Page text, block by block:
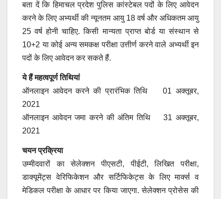
बता दें कि हिमाचल प्रदेश पुलिस कांस्टेबल पदों के लिए आवेदन
करने के लिए अभ्यर्थी की न्यूनतम आयु 18 वर्ष और अधिकतम आयु
25 वर्ष होनी चाहिए. किसी मान्यता प्राप्त बोर्ड या संस्थान से
10+2 या कोई अन्य समकक्ष परीक्षा उत्तीर्ण करने वाले अभ्यर्थी इन
पदों के लिए आवेदन कर सकते हैं.
ये हैं महत्वपूर्ण तिथियां
ऑनलाइन आवेदन करने की प्रारंभिक तिथि 01 अक्तूबर,
2021
ऑनलाइन आवेदन जमा करने की अंतिम तिथि 31 अक्तूबर,
2021
चयन प्रक्रिया
उम्मीदवारों का सेलेक्शन पीएसटी, पीईटी, लिखित परीक्षा,
डाक्यूमेंट्स वेरिफिकेशन और सर्टिफिकेट्स के लिए मार्क्स व
मेडिकल परीक्षा के आधार पर किया जाएगा. सेलेक्शन प्रोसेस की